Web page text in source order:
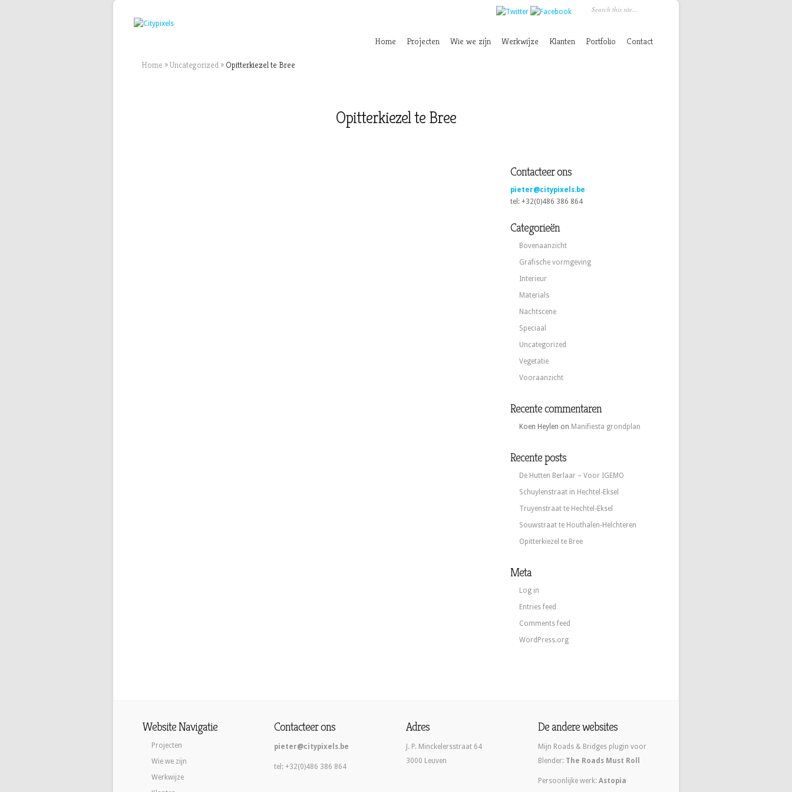
Home Projecten Wie we zijn Werkwijze Klanten Portfolio Contact
Home »Uncategorized » Opitterkiezel te Bree
Opitterkiezel te Bree
Contacteer ons
pieter@citypixels.be
tel: +32(0)486 386 864
Categorieën
Bovenaanzicht
Grafische vormgeving
Interieur
Materials
Nachtscene
Speciaal
Uncategorized
Vegetatie
Vooraanzicht
Recente commentaren
Koen Heylen on Manifiesta grondplan
Recente posts
De Hutten Berlaar – Voor IGEMO
Schuylenstraat in Hechtel-Eksel
Truyenstraat te Hechtel-Eksel
Souwstraat te Houthalen-Helchteren
Opitterkiezel te Bree
Meta
Log in
Entries feed
Comments feed
WordPress.org
Website Navigatie
Projecten
Wie we zijn
Werkwijze
Contacteer ons
pieter@citypixels.be
tel: +32(0)486 386 864
Adres
J. P. Minckelersstraat 64
3000 Leuven
De andere websites
Mijn Roads & Bridges plugin voor
Blender: The Roads Must Roll
Persoonlijke werk: Astopia